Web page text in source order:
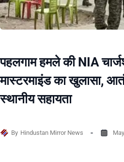
पहलगाम हमले की NIA
मास्टरमाइंड का खुलासा,
स्थानीय सहायता
By Hindustan Mirror News